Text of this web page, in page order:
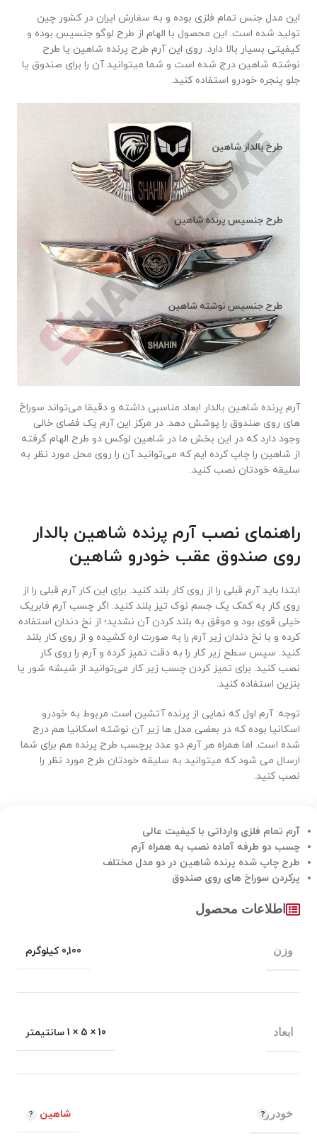
این مدل جنس تمام فلزی بوده و به سفارش ایران در کشور چین
تولید شده است. این محصول با الهام از طرح لوگو جنسیس بوده و
کیفیتی بسیار بالا دارد. روی این آرم طرح پرنده شاهین یا طرح
نوشته شاهین درج شده است و شما میتوانید آن را برای صندوق یا
جلو پنجره خودرو استفاده کنید.
آرم پرنده شاهین بالدار ابعاد مناسبی داشته و دقیقا می‌تواند سوراخ
های روی صندوق را پوشش دهد. در مرکز این آرم یک فضای خالی
وجود دارد که در این بخش ما در شاهین لوکس دو طرح الهام گرفته
از شاهین را چاپ کرده ایم که می‌توانید آن را روی محل مورد نظر به
سلیقه خودتان نصب کنید.
راهنمای نصب آرم پرنده شاهین بالدار
روی صندوق عقب خودرو شاهین
ابتدا باید آرم قبلی را از روی کار بلند کنید. برای این کار آرم قبلی را از
روی کار به کمک یک جسم نوک تیز بلند کنید. اگر چسب آرم فابریک
خیلی قوی بود و موفق به بلند کردن آن نشدید؛ از نخ دندان استفاده
کرده و با نخ دندان زیر آرم را به صورت اره کشیده و از روی کار بلند
کنید. سپس سطح زیر کار را به دقت تمیز کرده و آرم را روی کار
نصب کنید. برای تمیز کردن چسب زیر کار می‌توانید از شیشه شور یا
بنزین استفاده کنید.
توجه: آرم اول که نمایی از پرنده آتشین است مربوط به خودرو
اسکانیا بوده که در بعضی مدل ها زیر آن نوشته اسکانیا هم درج
شده است. اما همراه هر آرم دو عدد برچسب طرح پرنده هم برای شما
ارسال می شود که میتوانید به سلیقه خودتان طرح مورد نظر را
نصب کنید.
آرم تمام فلزی وارداتی با کیفیت عالی
چسب دو طرفه آماده نصب به همراه آرم
طرح چاپ شده پرنده شاهین در دو مدل مختلف
پرکردن سوراخ های روی صندوق
اطلاعات محصول
وزن 0,100 کیلوگرم
ابعاد 10 × 5 × 1 سانتیمتر
خودرو شاهین